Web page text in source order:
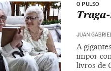
O PULSO
JUAN
A
impor
livros de